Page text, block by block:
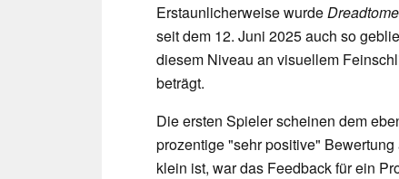
Erstaunlicherweise wurdeDreadtome
seit dem 12. Juni 2025 auch so
diesem Niveau an visuellem
beträgt.
Die ersten Spieler scheinen dem
prozentige "sehr positive"
klein ist, war das Feedback für ein